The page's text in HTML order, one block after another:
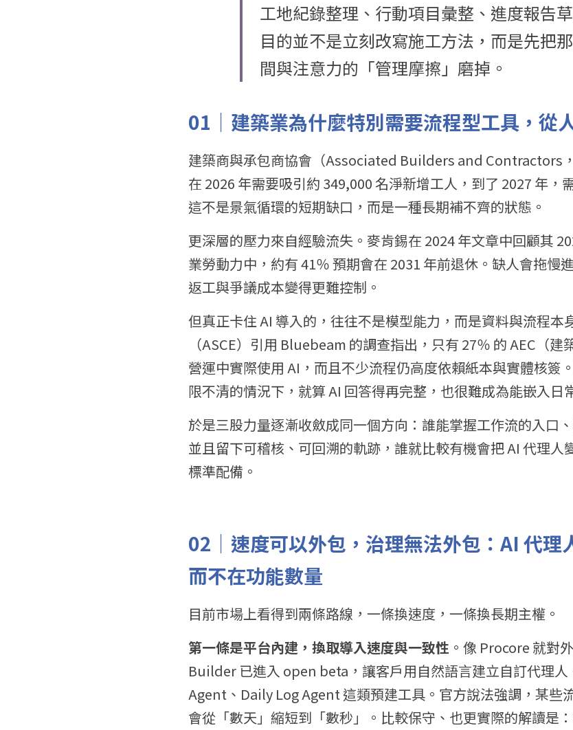
工地紀錄整理、行動項目彙整、進度報告
目的並不是立刻改寫施工方法，而是先把
間與注意力的「管理摩擦」磨掉。
01｜建築業為什麼特別需要流程型工具，從
建築商與承包商協會（Associated Builders and Contractors
在 2026 年需要吸引約 349,000 名淨新增工人，到了 2027 年，
這不是景氣循環的短期缺口，而是一種長期補不齊的狀態。
更深層的壓力來自經驗流失。麥肯錫在 2024 年文章中回顧其
業勞動力中，約有 41％ 預期會在 2031 年前退休。缺人會拖慢
返工與爭議成本變得更難控制。
但真正卡住 AI 導入的，往往不是模型能力，而是資料與流程本
（ASCE）引用 Bluebeam 的調查指出，只有 27％ 的 AEC（
營運中實際使用 AI，而且不少流程仍高度依賴紙本與實體核簽
限不清的情況下，就算 AI 回答得再完整，也很難成為能嵌入日
於是三股力量逐漸收斂成同一個方向：誰能掌握工作流的入口
並且留下可稽核、可回溯的軌跡，誰就比較有機會把 AI 代理人
標準配備。
02｜速度可以外包，治理無法外包：AI 代理
而不在功能數量
目前市場上看得到兩條路線，一條換速度，一條換長期主權。
第一條是平台內建，換取導入速度與一致性 。像 Procore 就對
Builder 已進入 open beta，讓客戶用自然語言建立自訂代理
Agent、Daily Log Agent 這類預建工具。官方說法強調，某些
會從「數天」縮短到「數秒」。比較保守、也更實際的解讀是